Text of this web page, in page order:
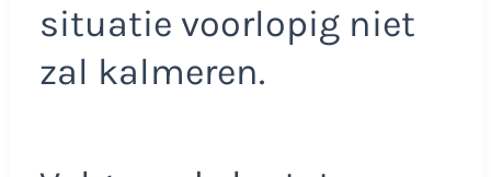
situatie voorlopig niet
zal kalmeren.